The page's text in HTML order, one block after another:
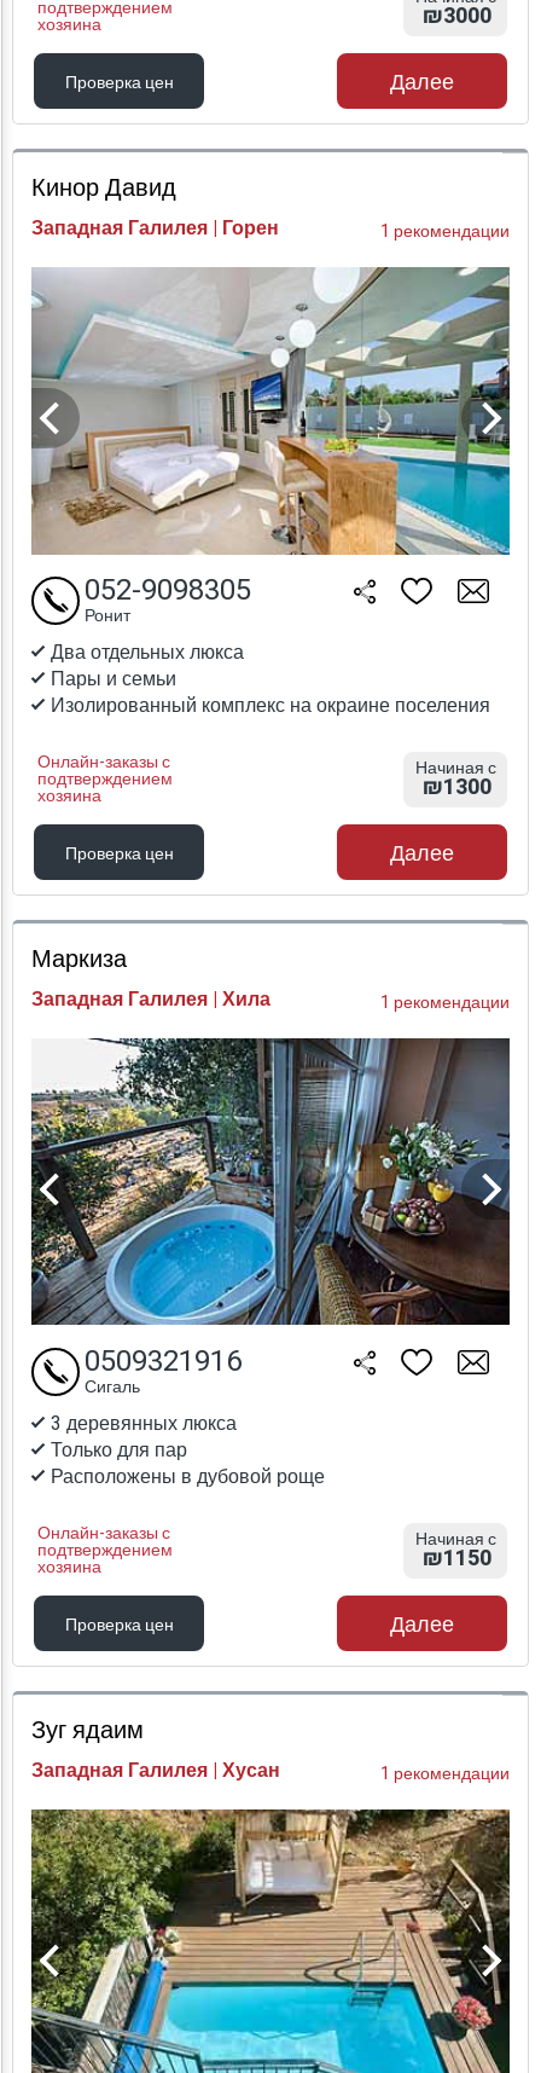
подтверждением
хозяина ₪3000
Проверка цен
Проверка цен
Далее
Кинор Давид
Западная Галилея | Горен 1 рекомендации
Два отдельных люкса
Пары и семьи
Изолированный комплекс на окраине поселения
Онлайн-заказы с
подтверждением
хозяина
052-9098305
Ронит
Начиная с
₪1300
Проверка цен
Проверка цен
Далее
Маркиза
Западная Галилея | Хила 1 рекомендации
3 деревянных люкса
Только для пар
Расположены в дубовой роще
Онлайн-заказы с
подтверждением
хозяина
0509321916
Сигаль
Начиная с
₪1150
Проверка цен
Проверка цен
Далее
Зуг ядаим
Западная Галилея | Хусан 1 рекомендации